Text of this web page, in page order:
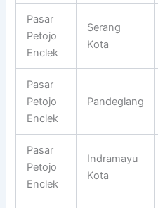
Pasar
Petojo
Enclek
Serang
Kota
Pasar
Petojo
Enclek
Pandeglang
Pasar
Petojo
Enclek
Indramayu
Kota